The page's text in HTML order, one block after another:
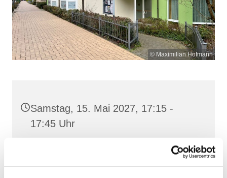
© Maximilian Hofmann
Samstag, 15. Mai 2027, 17:15 -
17:45 Uhr
St. Josef, Stralsund, Jungfernstieg
3A, 18437 Stralsund